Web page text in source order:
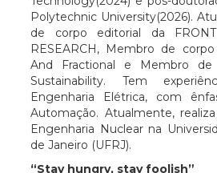
Polytechnic University(2026).
de corpo editorial da
RESEARCH, Membro de
And Fractional e Membro
Sustainability. Tem
Engenharia Elétrica, com
Automação. Atualmente,
Engenharia Nuclear na
de Janeiro (UFRJ).
“Stay hungry, stay foolish”